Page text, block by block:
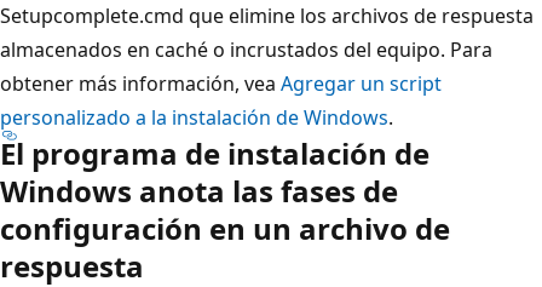
Setupcomplete.cmd que elimine los archivos de respuesta
almacenados en caché o incrustados del equipo. Para
obtener más información, vea Agregar un script
personalizado a la instalación de Windows.
El programa de instalación de
Windows anota las fases de
configuración en un archivo de
respuesta